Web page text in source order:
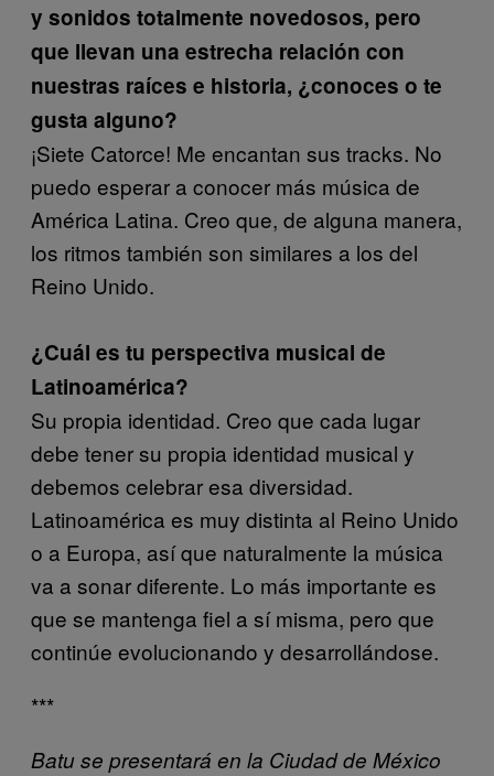
y sonidos totalmente novedosos, pero
que llevan una estrecha relación con
nuestras raíces e historia, ¿conoces o te
gusta alguno?
¡Siete Catorce! Me encantan sus tracks. No
puedo esperar a conocer más música de
América Latina. Creo que, de alguna manera,
los ritmos también son similares a los del
Reino Unido.
¿Cuál es tu perspectiva musical de
Latinoamérica?
Su propia identidad. Creo que cada lugar
debe tener su propia identidad musical y
debemos celebrar esa diversidad.
Latinoamérica es muy distinta al Reino Unido
o a Europa, así que naturalmente la música
va a sonar diferente. Lo más importante es
que se mantenga fiel a sí misma, pero que
continúe evolucionando y desarrollándose.
***
Batu se presentará en la Ciudad de México